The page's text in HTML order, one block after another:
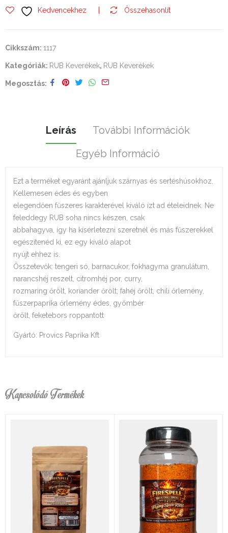
Kedvencekhez Összehasonlít
Cikkszám: 1117
Kategóriák: RUB Keverékek, RUB Keverékek
Megosztás
Leírás
További Információk
Egyéb Információ
Ezt a terméket egyaránt ajánljuk szárnyas és sertéshúsokhoz.
Kellemesen édes és egyben
elegendően fűszeres karakterével kiváló ízt ad ételeidnek. Ne
feleddegy RUB soha nincs készen, csak
abbahagyva, így ha kísérletezni szeretnél és más fűszerekkel
egészítenéd ki, ez egy kiváló alapot
nyújt ehhez is.
Összetevők: tengeri só, barnacukor, fokhagyma granulátum,
narancshéj reszelt, citromhéj por, curry,
rozmaring őrölt, koriander őrölt, fahéj őrölt, chili őrlemény,
fűszerpaprika őrlemény édes, gyömbér
őrölt, feketebors roppantott
Gyártó: Provics Paprika Kft
Kapcsolódó Termékek